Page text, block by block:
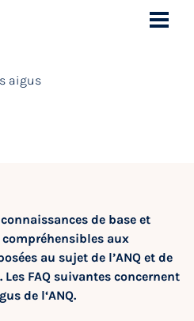
aigus
de base et
aux
au sujet de l’ANQ et de
FAQ suivantes concernent
de l‘ANQ.